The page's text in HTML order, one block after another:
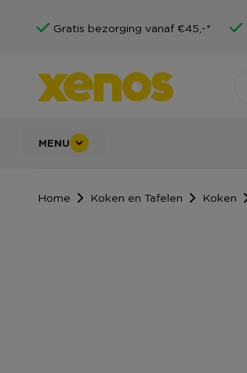
Gratis bezorging vanaf €45,-*
MENU
Home Koken en Tafelen Koken